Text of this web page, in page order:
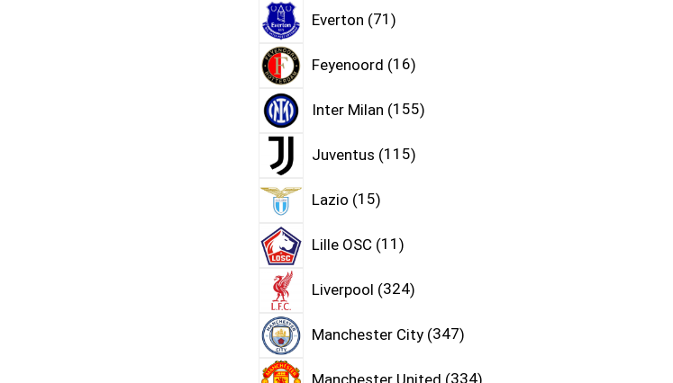
Everton 71
Feyenoord 16
Inter Milan 155
Juventus 115
Lazio 15
Lille OSC 11
Liverpool 324
Manchester City 347
Manchester United 334